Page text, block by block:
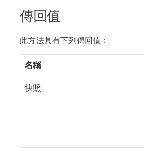
傳回值
此方法具有下列傳回值：
名稱
快照